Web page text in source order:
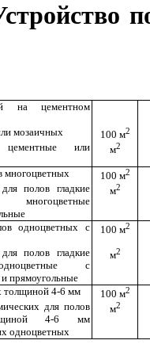
на цементном
мозаичных 100 м2
или
м2
многоцветных 100 м2
полов гладкие
многоцветные
м2
одноцветных с
100 м2
полов гладкие
с
прямоугольные
м2
толщиной 4-6 мм 100 м2
для полов
4-6 мм
одноцветных
м2